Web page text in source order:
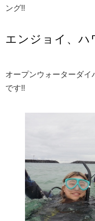
ング!!
エンジョイ、ハ
オープンウォーターダイ
です!!